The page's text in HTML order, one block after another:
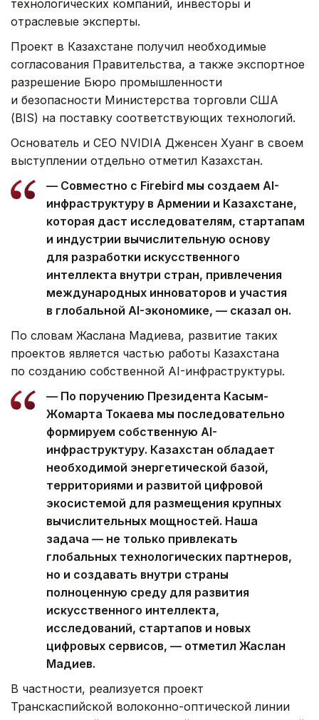
технологических компаний, инвесторы и
отраслевые эксперты.
Проект в Казахстане получил необходимые
согласования Правительства, а также экспортное
разрешение Бюро промышленности
и безопасности Министерства торговли США
(BIS) на поставку соответствующих технологий.
Основатель и CEO NVIDIA Дженсен Хуанг в своем
выступлении отдельно отметил Казахстан.
— Совместно с Firebird мы создаем AI-
инфраструктуру в Армении и Казахстане,
которая даст исследователям, стартапам
и индустрии вычислительную основу
для разработки искусственного
интеллекта внутри стран, привлечения
международных инноваторов и участия
в глобальной AI-экономике, — сказал он.
По словам Жаслана Мадиева, развитие таких
проектов является частью работы Казахстана
по созданию собственной AI-инфраструктуры.
— По поручению Президента Касым-
Жомарта Токаева мы последовательно
формируем собственную AI-
инфраструктуру. Казахстан обладает
необходимой энергетической базой,
территориями и развитой цифровой
экосистемой для размещения крупных
вычислительных мощностей. Наша
задача — не только привлекать
глобальных технологических партнеров,
но и создавать внутри страны
полноценную среду для развития
искусственного интеллекта,
исследований, стартапов и новых
цифровых сервисов, — отметил Жаслан
Мадиев.
В частности, реализуется проект
Транскаспийской волоконно-оптической линии